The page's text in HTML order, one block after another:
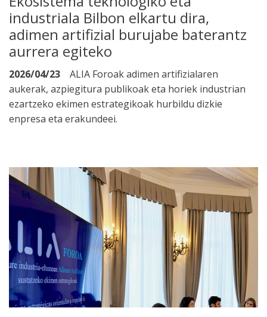
industriala Bilbon elkartu dira,
adimen artifizial burujabe baterantz
aurrera egiteko
2026/04/23
ALIA Foroak adimen artifizialaren
aukerak, azpiegitura publikoak eta horiek industrian
ezartzeko ekimen estrategikoak hurbildu dizkie
enpresa eta erakundeei.